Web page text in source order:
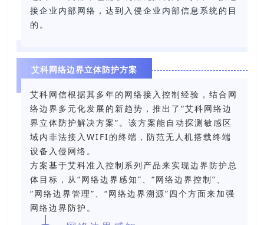
接企业内部网络，达到入侵企业内部信息系统的目
的。
艾科网络边界立体防护方案
艾科网信根据其多年的网络接入控制经验，结合网
络边界多元化发展的新趋势，推出了“艾科网络边
界立体防护解决方案”。该方案能自动探测敏感区
域内非法接入WIFI的终端，防范无人机搭载终端
设备入侵网络。
方案基于艾科准入控制系列产品来实现边界防护总
体目标，从“网络边界感知”、“网络边界控制”、
“网络边界管理”、“网络边界溯源”四个方面来加强
网络边界防护 。